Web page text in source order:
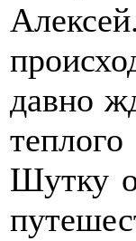
давно
Шутку